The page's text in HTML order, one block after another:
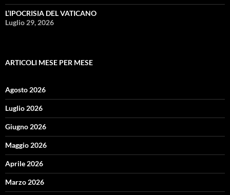
L’IPOCRISIA DEL VATICANO
Luglio 29, 2026
ARTICOLI MESE PER MESE
Agosto 2026
Luglio 2026
Giugno 2026
Maggio 2026
Aprile 2026
Marzo 2026